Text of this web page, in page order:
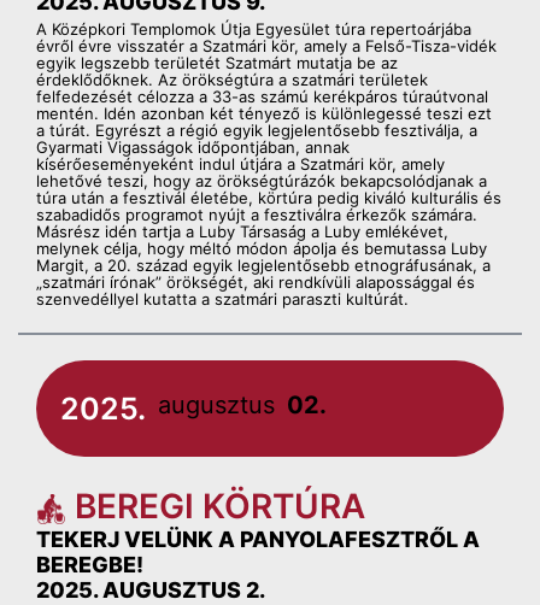
A Középkori Templomok Útja Egyesület túra repertoárjába
évről évre visszatér a Szatmári kör, amely a Felső-Tisza-vidék
egyik legszebb területét Szatmárt mutatja be az
érdeklődőknek. Az örökségtúra a szatmári területek
felfedezését célozza a 33-as számú kerékpáros túraútvonal
mentén. Idén azonban két tényező is különlegessé teszi ezt
a túrát. Egyrészt a régió egyik legjelentősebb fesztiválja, a
Gyarmati Vigasságok időpontjában, annak
kísérőeseményeként indul útjára a Szatmári kör, amely
lehetővé teszi, hogy az örökségtúrázók bekapcsolódjanak a
túra után a fesztivál életébe, körtúra pedig kiváló kulturális és
szabadidős programot nyújt a fesztiválra érkezők számára.
Másrész idén tartja a Luby Társaság a Luby emlékévet,
melynek célja, hogy méltó módon ápolja és bemutassa Luby
Margit, a 20. század egyik legjelentősebb etnográfusának, a
„szatmári írónak” örökségét, aki rendkívüli alapossággal és
szenvedéllyel kutatta a szatmári paraszti kultúrát.
2025. augusztus 02.
BEREGI KÖRTÚRA
TEKERJ VELÜNK A PANYOLAFESZTRŐL A
BEREGBE!
2025. AUGUSZTUS 2.